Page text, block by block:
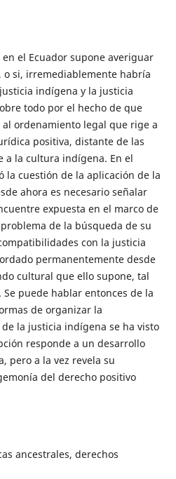
el Ecuador supone averiguar
o si, irremediablemente habría
indígena y la justicia
todo por el hecho de que
ordenamiento legal que rige a
positiva, distante de las
a la cultura indígena. En el
la cuestión de la aplicación de la
ahora es necesario señalar
expuesta en el marco de
de la búsqueda de su
con la justicia
permanentemente desde
cultural que ello supone, tal
puede hablar entonces de la
de organizar la
la justicia indígena se ha visto
responde a un desarrollo
pero a la vez revela su
del derecho positivo
ancestrales, derechos